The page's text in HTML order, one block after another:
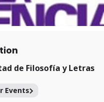
de Filosofía y Letras
Events